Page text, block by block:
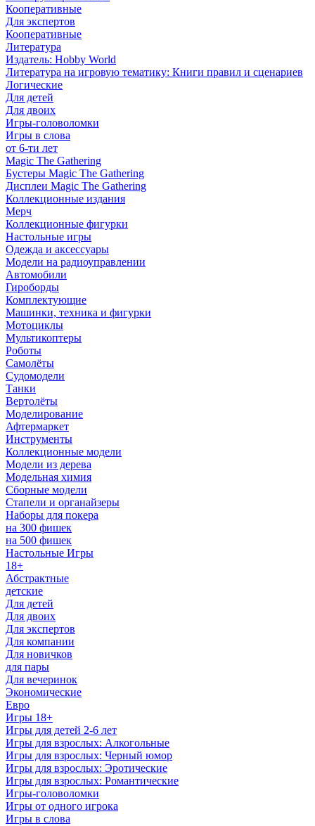
Кооперативные
Для экспертов
Кооперативные
Литература
Издатель: Hobby World
Литература на игровую тематику: Книги правил и сценариев
Логические
Для детей
Для двоих
Игры-головоломки
Игры в слова
от 6-ти лет
Magic The Gathering
Бустеры Magic The Gathering
Дисплеи Magic The Gathering
Коллекционные издания
Мерч
Коллекционные фигурки
Настольные игры
Одежда и аксессуары
Модели на радиоуправлении
Автомобили
Гироборды
Комплектующие
Машинки, техника и фигурки
Мотоциклы
Мультикоптеры
Роботы
Самолёты
Судомодели
Танки
Вертолёты
Моделирование
Афтермаркет
Инструменты
Коллекционные модели
Модели из дерева
Модельная химия
Сборные модели
Стапели и органайзеры
Наборы для покера
на 300 фишек
на 500 фишек
Настольные Игры
18+
Абстрактные
детские
Для детей
Для двоих
Для экспертов
Для компании
Для новичков
для пары
Для вечеринок
Экономические
Евро
Игры 18+
Игры для детей 2-6 лет
Игры для взрослых: Алкогольные
Игры для взрослых: Черный юмор
Игры для взрослых: Эротические
Игры для взрослых: Романтические
Игры-головоломки
Игры от одного игрока
Игры в слова